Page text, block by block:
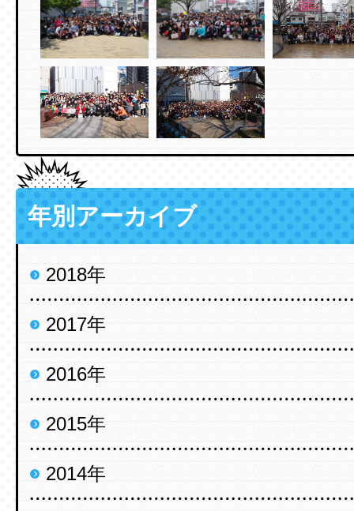
年別アーカイブ
2018年
2017年
2016年
2015年
2014年